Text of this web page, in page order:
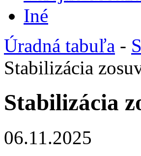
Iné
Úradná tabuľa -
Stabilizácia
Stabilizácia
06.11.2025